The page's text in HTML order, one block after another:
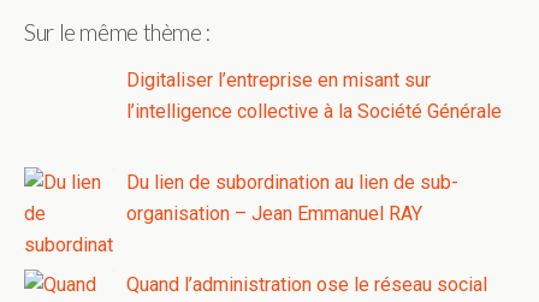
Sur le même thème :
Digitaliser l’entreprise en misant sur
l’intelligence collective à la Société Générale
Du lien de subordination au lien de sub-
organisation – Jean Emmanuel RAY
Quand l’administration ose le réseau social